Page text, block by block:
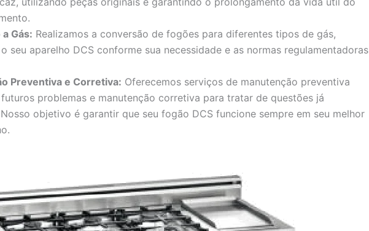
Gás: Realizamos a conversão de fogões para diferentes tipos de gás,
seu aparelho DCS conforme sua necessidade e as normas regulamentadoras
Preventiva e Corretiva: Oferecemos serviços de manutenção preventiva
problemas e manutenção corretiva para tratar de questões já
objetivo é garantir que seu fogão DCS funcione sempre em seu melhor